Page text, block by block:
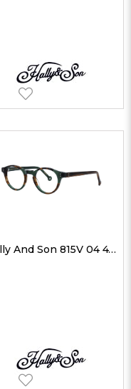
Hally And Son 815V 04 47-22 Unisex Optik Gözlükler